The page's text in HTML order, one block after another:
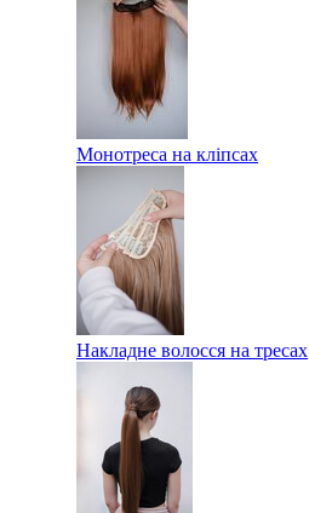
Монотреса на кліпсах
Накладне волосся на тресах